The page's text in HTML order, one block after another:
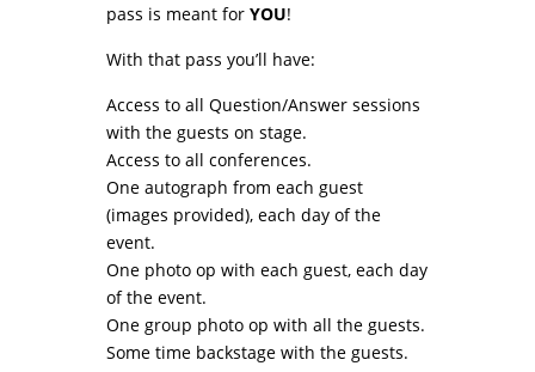
pass is meant for YOU!
With that pass you’ll have:
Access to all Question/Answer sessions
with the guests on stage.
Access to all conferences.
One autograph from each guest
(images provided), each day of the
event.
One photo op with each guest, each day
of the event.
One group photo op with all the guests.
Some time backstage with the guests.